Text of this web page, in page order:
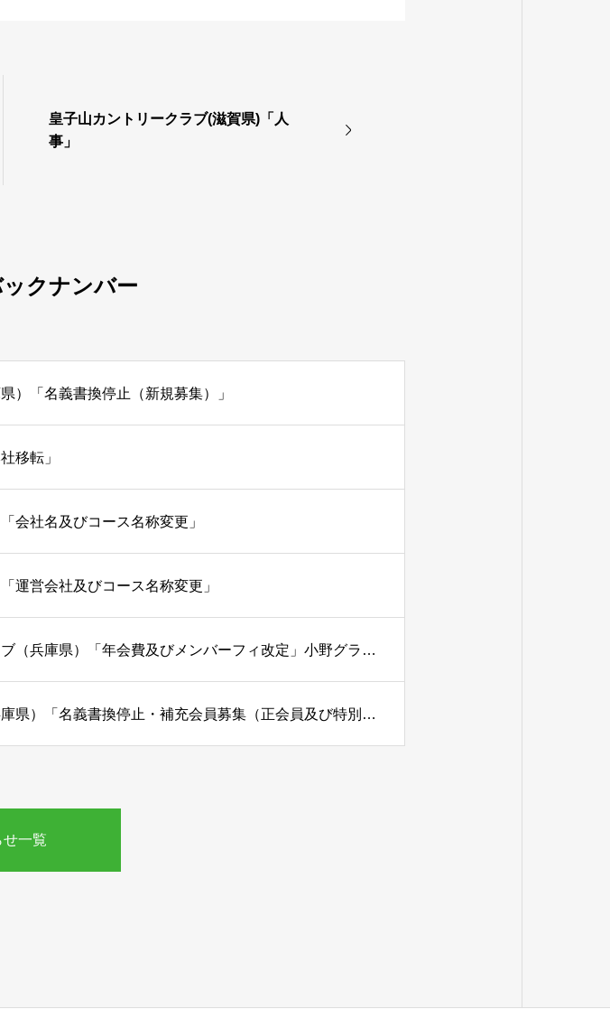
皇子山カントリークラブ(滋賀県)「人
事」
クナンバー
）「名義書換停止（新規募集）」
移転」
会社名及びコース名称変更」
運営会社及びコース名称変更」
小野グランドカントリークラブ（兵庫県）「年会費及びメンバーフィ改定」小野グランドカントリークラブ（兵庫県）「年会費及びメンバーフィ改定」
北六甲カントリー倶楽部（兵庫県）「名義書換停止・補充会員募集（正会員及び特別平日会員）」
せ一覧